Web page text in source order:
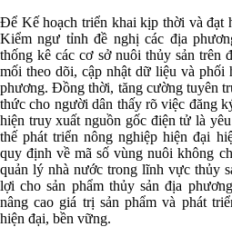
Để Kế hoạch triển khai kịp thời và đạt
Kiểm ngư tỉnh đề nghị các địa
thống kê các cơ sở nuôi thủy sản trên
mối theo dõi, cập nhật dữ liệu và phối
phương. Đồng thời, tăng cường tuyên
thức cho người dân thấy rõ việc đăng
hiện truy xuất nguồn gốc điện tử là
thế phát triển nông nghiệp hiện đại
quy định về mã số vùng nuôi không
quản lý nhà nước trong lĩnh vực thủy
lợi cho sản phẩm thủy sản địa
nâng cao giá trị sản phẩm và phát
hiện đại, bền vững.